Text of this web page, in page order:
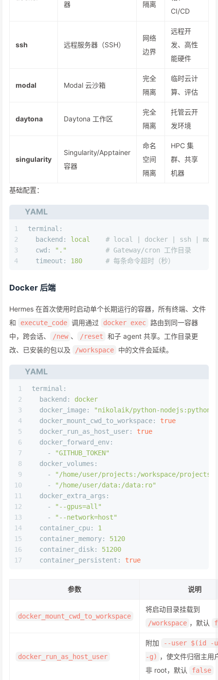
器
隔离
CI/CD
ssh 远程服务器（SSH）
网络
边界
远程开
发、高性
能硬件
modal Modal 云沙箱
完全
隔离
临时云计
算、评估
daytona Daytona 工作区
完全
隔离
托管云开
发环境
singularity
Singularity/Apptainer
容器
命名
空间
隔离
HPC 集
群、共享
机器
基础配置：
YAML
1
2
3
4
terminal:
backend:
local
# local | docker | ssh |
cwd:
"."
# Gateway/cron 工作目录
timeout:
180 # 每条命令超时（秒）
Docker 后端
Hermes 在首次使用时启动单个长期运行的容器，所有终端、文件
和
execute_code 调用通过 docker exec
路由到同一容器
中，跨会话、
/new 、 /reset
和子 agent 共享。工作目录更
改、已安装的包以及
/workspace 中的文件会延续。
YAML
1
2
3
4
5
6
7
8
9
10
11
12
13
14
15
16
17
terminal:
backend:
docker
docker_image:
"nikolaik/python-
docker_mount_cwd_to_workspace:
true
docker_run_as_host_user:
true
docker_forward_env:
-
"GITHUB_TOKEN"
docker_volumes:
-
"/home/user/projects:/workspace/projects"
-
"/home/user/data:/data:ro"
docker_extra_args:
-
"--gpus=all"
-
"--network=host"
container_cpu:
1
container_memory:
5120
container_disk:
51200
container_persistent:
true
参数 说明
docker_mount_cwd_to_workspace
将启动目录挂载到
/workspace ，默认
docker_run_as_host_user
附加
--user $(id -
-g) ，使文件归宿主用
非 root，默认
false